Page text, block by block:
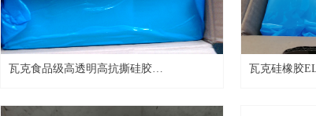
瓦克食品级高透明高抗撕硅胶
瓦克硅橡胶